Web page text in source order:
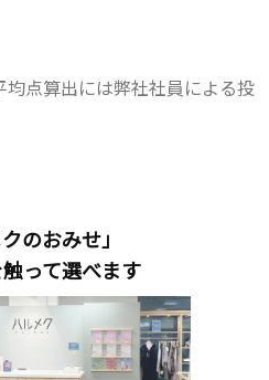
点算出には弊社社員による投
のおみせ」
って選べます